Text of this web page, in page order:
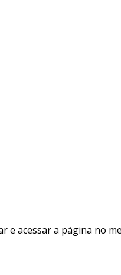
e acessar a página no